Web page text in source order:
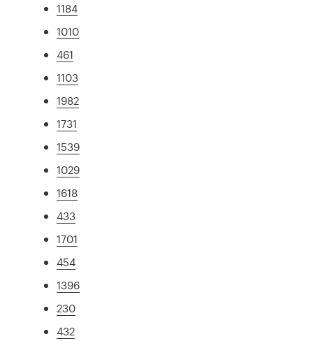
1184
1010
461
1103
1982
1731
1539
1029
1618
433
1701
454
1396
230
432